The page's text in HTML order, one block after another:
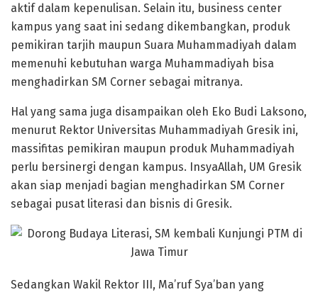
aktif dalam kepenulisan. Selain itu, business center
kampus yang saat ini sedang dikembangkan, produk
pemikiran tarjih maupun Suara Muhammadiyah dalam
memenuhi kebutuhan warga Muhammadiyah bisa
menghadirkan SM Corner sebagai mitranya.
Hal yang sama juga disampaikan oleh Eko Budi Laksono,
menurut Rektor Universitas Muhammadiyah Gresik ini,
massifitas pemikiran maupun produk Muhammadiyah
perlu bersinergi dengan kampus. InsyaAllah, UM Gresik
akan siap menjadi bagian menghadirkan SM Corner
sebagai pusat literasi dan bisnis di Gresik.
Sedangkan Wakil Rektor III, Ma’ruf Sya’ban yang